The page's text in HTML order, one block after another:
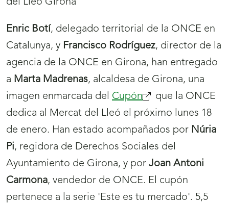
Enric Botí, delegado territorial de la ONCE en
Catalunya, y Francisco Rodríguez, director de la
agencia de la ONCE en Girona, han entregado
a Marta Madrenas, alcaldesa de Girona, una
imagen enmarcada del Cupón(se
abrirá
nueva
ventana)
que la ONCE
dedica al Mercat del Lleó el próximo lunes 18
de enero. Han estado acompañados por Núria
Pi, regidora de Derechos Sociales del
Ayuntamiento de Girona, y por Joan Antoni
Carmona, vendedor de ONCE. El cupón
pertenece a la serie 'Este es tu mercado'. 5,5